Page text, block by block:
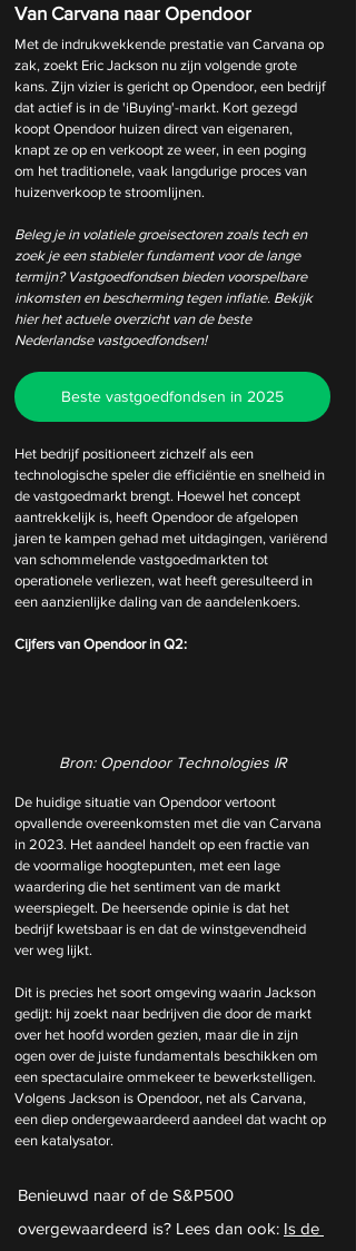
Van Carvana naar Opendoor
Met de indrukwekkende prestatie van Carvana op
zak, zoekt Eric Jackson nu zijn volgende grote
kans. Zijn vizier is gericht op Opendoor, een bedrijf
dat actief is in de 'iBuying'-markt. Kort gezegd
koopt Opendoor huizen direct van eigenaren,
knapt ze op en verkoopt ze weer, in een poging
om het traditionele, vaak langdurige proces van
huizenverkoop te stroomlijnen.
Beleg je in volatiele groeisectoren zoals tech en
zoek je een stabieler fundament voor de lange
termijn? Vastgoedfondsen bieden voorspelbare
inkomsten en bescherming tegen inflatie. Bekijk
hier het actuele overzicht van de beste
Nederlandse vastgoedfondsen!
Beste vastgoedfondsen in 2025
Het bedrijf positioneert zichzelf als een
technologische speler die efficiëntie en snelheid in
de vastgoedmarkt brengt. Hoewel het concept
aantrekkelijk is, heeft Opendoor de afgelopen
jaren te kampen gehad met uitdagingen, variërend
van schommelende vastgoedmarkten tot
operationele verliezen, wat heeft geresulteerd in
een aanzienlijke daling van de aandelenkoers.
Cijfers van Opendoor in Q2:
Bron: Opendoor Technologies IR
De huidige situatie van Opendoor vertoont
opvallende overeenkomsten met die van Carvana
in 2023. Het aandeel handelt op een fractie van
de voormalige hoogtepunten, met een lage
waardering die het sentiment van de markt
weerspiegelt. De heersende opinie is dat het
bedrijf kwetsbaar is en dat de winstgevendheid
ver weg lijkt.
Dit is precies het soort omgeving waarin Jackson
gedijt: hij zoekt naar bedrijven die door de markt
over het hoofd worden gezien, maar die in zijn
ogen over de juiste fundamentals beschikken om
een spectaculaire ommekeer te bewerkstelligen.
Volgens Jackson is Opendoor, net als Carvana,
een diep ondergewaardeerd aandeel dat wacht op
een katalysator.
Benieuwd naar of de S&P500
overgewaardeerd is? Lees dan ook: Is de